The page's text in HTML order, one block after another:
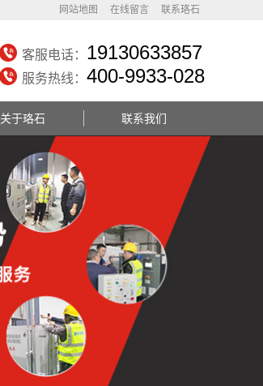
网站地图 在线留言 联系珞石
客服电话： 19130633857
服务热线： 400-9933-028
关于珞石 联系我们